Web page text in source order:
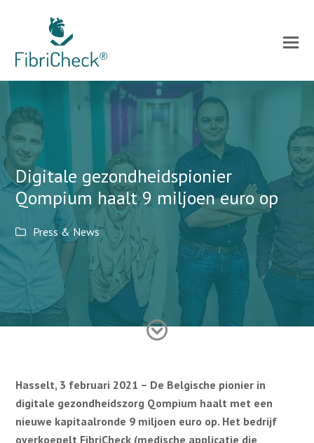
Digitale gezondheidspionier
Qompium haalt 9 miljoen euro op
Press & News
Hasselt, 3 februari 2021 – De Belgische pionier in
digitale gezondheidszorg Qompium haalt met een
nieuwe kapitaalronde 9 miljoen euro op. Het bedrijf
overkoepelt FibriCheck (medische applicatie die